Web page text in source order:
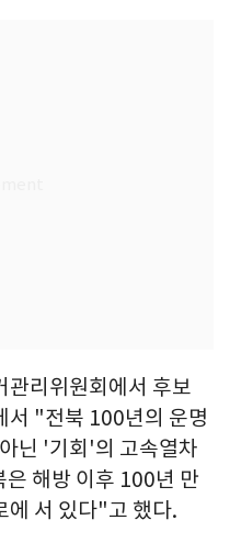
관리위원회에서 후보
서 "전북 100년의 운명
닌 '기회'의 고속열차
해방 이후 100년 만
에 서 있다"고 했다.